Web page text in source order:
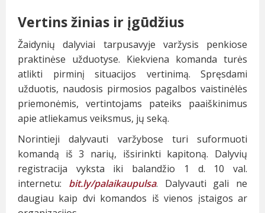
Vertins žinias ir įgūdžius
Žaidynių dalyviai tarpusavyje varžysis penkiose
praktinėse užduotyse. Kiekviena komanda turės
atlikti pirminį situacijos vertinimą. Spręsdami
užduotis, naudosis pirmosios pagalbos vaistinėlės
priemonėmis, vertintojams pateiks paaiškinimus
apie atliekamus veiksmus, jų seką.
Norintieji dalyvauti varžybose turi suformuoti
komandą iš 3 narių, išsirinkti kapitoną. Dalyvių
registracija vyksta iki balandžio 1 d. 10 val.
internetu: bit.ly/palaikaupulsa. Dalyvauti gali ne
daugiau kaip dvi komandos iš vienos įstaigos ar